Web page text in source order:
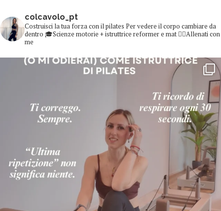
colcavolo_pt
Costruisci la tua forza con il pilates Per vedere il corpo cambiare da
dentro 🎓Scienze motorie + istruttrice reformer e mat 👇🏻Allenati con
me